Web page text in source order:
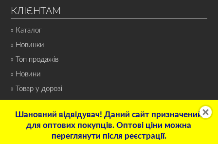
КЛІЄНТАМ
» Каталог
» Новинки
» Топ продажів
» Новини
» Товар у дорозі
Шановний відвідувач! Даний сайт призначений
для оптових покупців. Оптові ціни можна
переглянути після реєстрації.